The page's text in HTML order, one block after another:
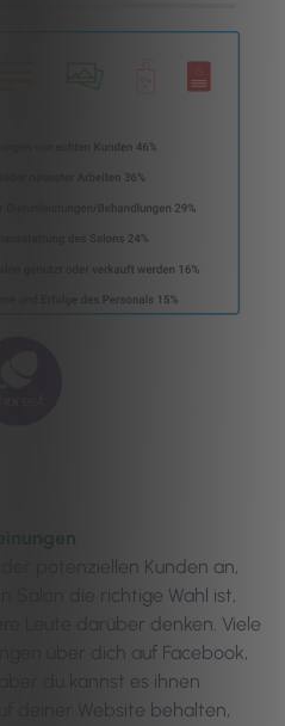
potenziellen Kunden an,
Salon die richtige Wahl ist,
Leute darüber denken. Viele
über dich auf Facebook,
du kannst es ihnen
deiner Website behalten,